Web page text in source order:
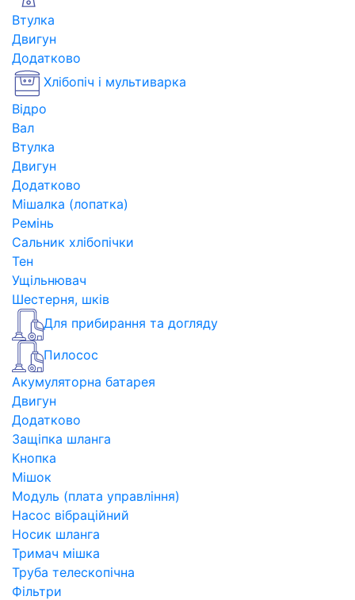
Втулка
Двигун
Додатково
Хлібопіч і мультиварка
Відро
Вал
Втулка
Двигун
Додатково
Мішалка (лопатка)
Ремінь
Сальник хлібопічки
Тен
Ущільнювач
Шестерня, шків
Для прибирання та догляду
Пилосос
Акумуляторна батарея
Двигун
Додатково
Защіпка шланга
Кнопка
Мішок
Модуль (плата управління)
Насос вібраційний
Носик шланга
Тримач мішка
Труба телескопічна
Фільтри